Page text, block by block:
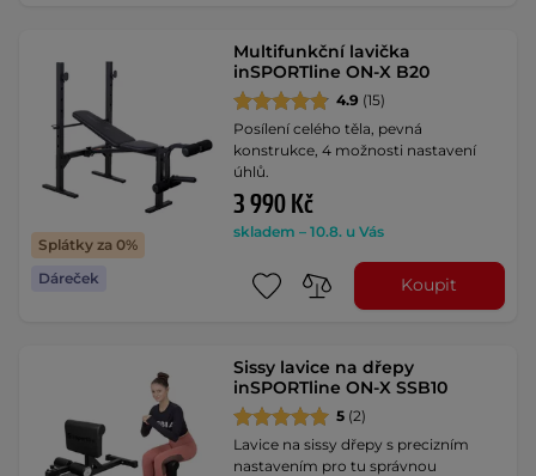
Splátky za 0%
Dáreček
Multifunkční lavička
inSPORTline ON-X B20
4.9 (15)
Posílení celého těla, pevná
konstrukce, 4 možnosti nastavení
úhlů.
3 990 Kč
skladem – 10.8. u Vás
Koupit
Sissy lavice na dřepy
inSPORTline ON-X SSB10
5 (2)
Lavice na sissy dřepy s precizním
nastavením pro tu správnou